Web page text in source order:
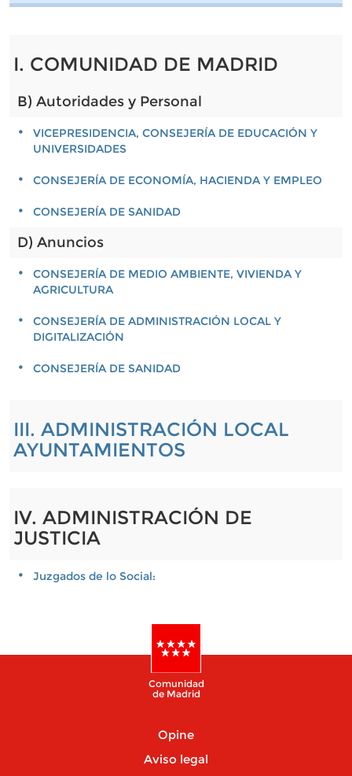
I. COMUNIDAD DE MADRID
B) Autoridades y Personal
VICEPRESIDENCIA, CONSEJERÍA DE EDUCACIÓN Y
UNIVERSIDADES
CONSEJERÍA DE ECONOMÍA, HACIENDA Y EMPLEO
CONSEJERÍA DE SANIDAD
D) Anuncios
CONSEJERÍA DE MEDIO AMBIENTE, VIVIENDA Y
AGRICULTURA
CONSEJERÍA DE ADMINISTRACIÓN LOCAL Y
DIGITALIZACIÓN
CONSEJERÍA DE SANIDAD
III. ADMINISTRACIÓN LOCAL
AYUNTAMIENTOS
IV. ADMINISTRACIÓN DE
JUSTICIA
Juzgados de lo Social:
Comunidad
de Madrid
Opine
Aviso legal